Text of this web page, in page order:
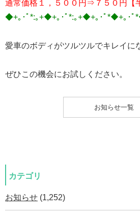
通常価格１，５００円⇒７５０円【
◆+｡･ﾟ*:｡+◆+｡･ﾟ*:｡+◆+｡･ﾟ*◆+｡･
愛車のボディがツルツルでキレイに
ぜひこの機会にお試しください。
お知らせ一覧
カテゴリ
お知らせ (1,252)